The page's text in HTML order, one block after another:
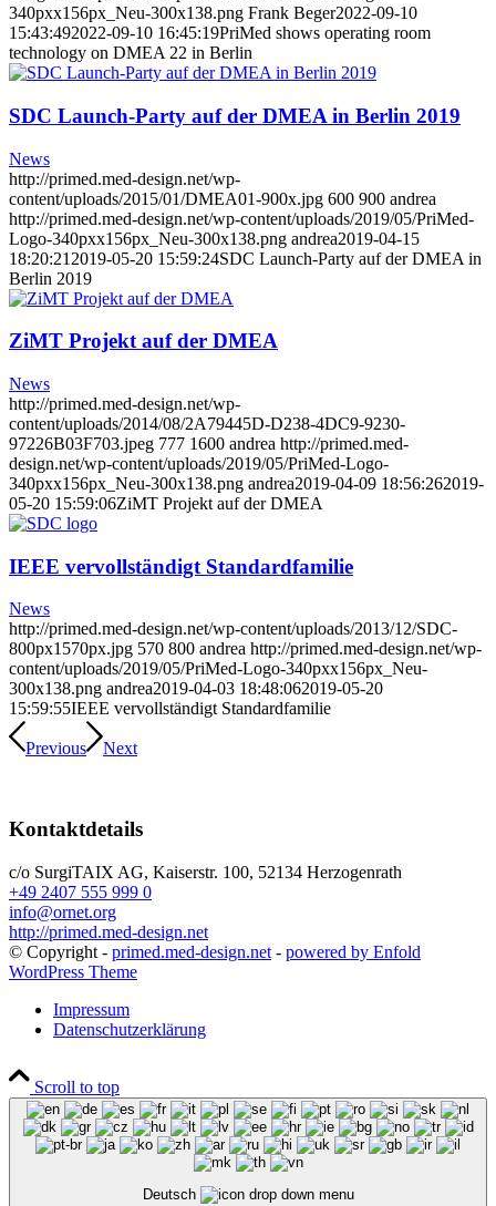
340pxx156px_Neu-300x138.png Frank Beger2022-09-10
15:43:492022-09-10 16:45:19PriMed shows operating room
technology on DMEA 22 in Berlin
SDC Launch-Party auf der DMEA in Berlin 2019
News
http://primed.med-design.net/wp-
content/uploads/2015/01/DMEA01-900x.jpg 600 900 andrea
http://primed.med-design.net/wp-content/uploads/2019/05/PriMed-
Logo-340pxx156px_Neu-300x138.png andrea2019-04-15
18:20:21 2019-05-20 15:59:24SDC Launch-Party auf der DMEA in
Berlin 2019
ZiMT Projekt auf der DMEA
News
http://primed.med-design.net/wp-
content/uploads/2014/08/2A79445D-D238-4DC9-9230-
97226B03F703.jpeg 777 1600 andrea http://primed.med-
design.net/wp-content/uploads/2019/05/PriMed-Logo-
340pxx156px_Neu-300x138.png andrea2019-04-09 18:56:262019-
05-20 15:59:06ZiMT Projekt auf der DMEA
IEEE vervollständigt Standardfamilie
News
http://primed.med-design.net/wp-content/uploads/2013/12/SDC-
800px1570px.jpg 570 800 andrea http://primed.med-design.net/wp-
content/uploads/2019/05/PriMed-Logo-340pxx156px_Neu-
300x138.png andrea2019-04-03 18:48:062019-05-20
15:59:55IEEE vervollständigt Standardfamilie
Previous Next
Kontaktdetails
c/o SurgiTAIX AG, Kaiserstr. 100, 52134 Herzogenrath
+49 2407 555 999 0
info@ornet.org
http://primed.med-design.net
© Copyright - primed.med-design.net - powered by Enfold
WordPress Theme
Impressum
Datenschutzerklärung
Scroll to top
Deutsch